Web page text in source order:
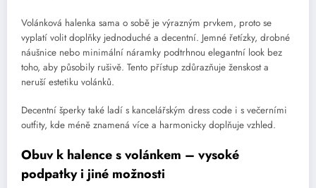
Volánková halenka sama o sobě je výrazným prvkem, proto se
vyplatí volit doplňky jednoduché a decentní. Jemné řetízky, drobné
náušnice nebo minimální náramky podtrhnou elegantní look bez
toho, aby působily rušivě. Tento přístup zdůrazňuje ženskost a
neruší estetiku volánků.
Decentní šperky také ladí s kancelářským dress code i s večerními
outfity, kde méně znamená více a harmonicky doplňuje vzhled.
Obuv k halence s volánkem – vysoké
podpatky i jiné možnosti